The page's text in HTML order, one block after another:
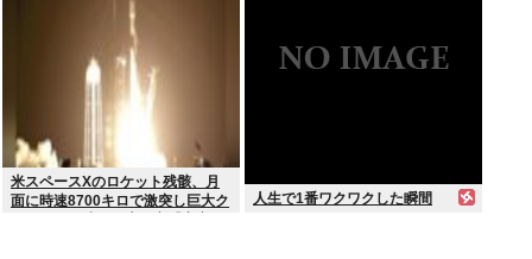
米スペースXのロケット残骸、月
面に時速8700キロで激突し巨大ク
人生で1番ワクワクした瞬間